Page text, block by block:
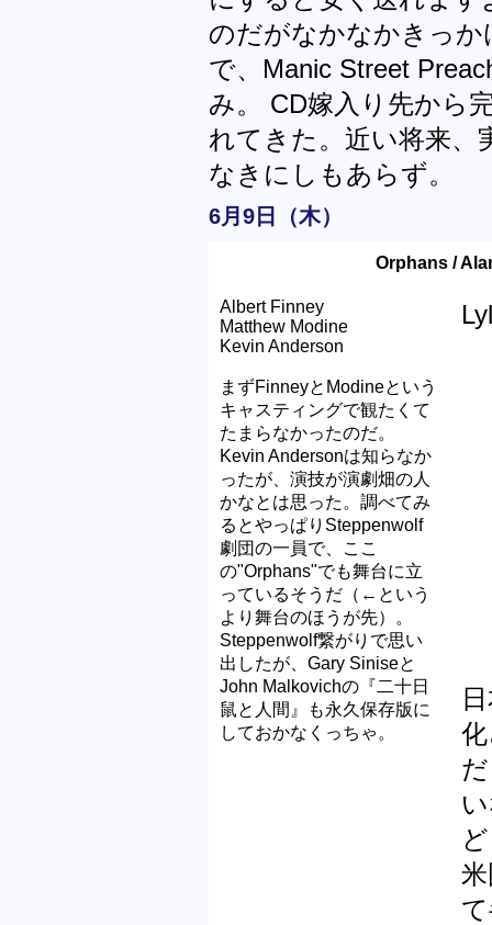
のだがなかなかきっ
で、Manic Street
み。 CD嫁入り先から
れてきた。近い将来、
なきにしもあらず。
6月9日（木）
Orphans /
Albert Finney
Matthew Modine
Kevin Anderson
まずFinneyとModineという
キャスティングで観たくて
たまらなかったのだ。
Kevin Andersonは知らなか
ったが、演技が演劇畑の人
かなとは思った。調べてみ
るとやっぱりSteppenwolf
劇団の一員で、ここ
の"Orphans"でも舞台に立
っているそうだ（←という
より舞台のほうが先）。
Steppenwolf繋がりで思い
出したが、Gary Siniseと
John Malkovichの『二十日
鼠と人間』も永久保存版に
しておかなくっちゃ。